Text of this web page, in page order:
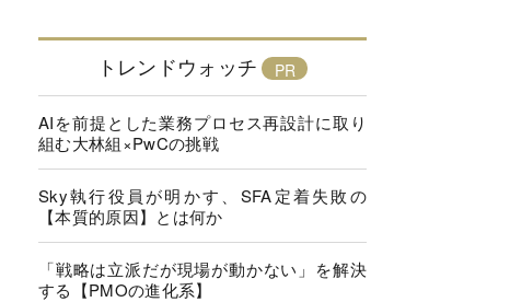
トレンドウォッチ
AIを前提とした業務プロセス再設計に取り
組む大林組×PwCの挑戦
Sky執行役員が明かす、SFA定着失敗の
【本質的原因】とは何か
「戦略は立派だが現場が動かない」を解決
する【PMOの進化系】